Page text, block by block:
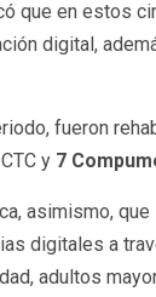
que en estos
digital,
fueron
y 7
asimismo, que
digitales a
adultos